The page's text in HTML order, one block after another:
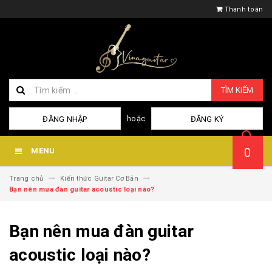
Thanh toán
TÌM KIẾM
ĐĂNG NHẬP hoặc ĐĂNG KÝ
MENU 0
Trang chủ
Kiến thức Guitar Cơ Bản
Bạn nên mua đàn guitar acoustic loại nào?
Bạn nên mua đàn guitar
acoustic loại nào?